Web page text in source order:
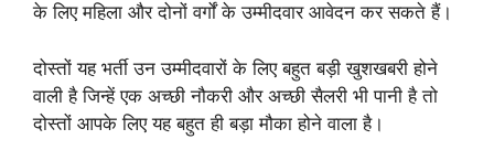
के लिए महिला और दोनों वर्गों के उम्मीदवार आवेदन कर सकते हैं।
दोस्तों यह भर्ती उन उम्मीदवारों के लिए बहुत बड़ी खुशखबरी होने
वाली है जिन्हें एक अच्छी नौकरी और अच्छी सैलरी भी पानी है तो
दोस्तों आपके लिए यह बहुत ही बड़ा मौका होने वाला है।